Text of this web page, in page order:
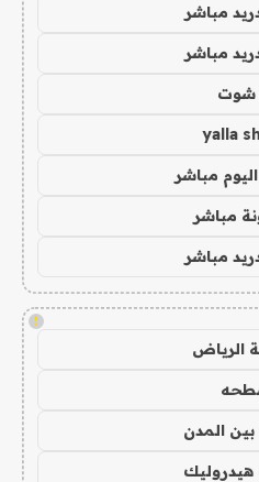
مباشر
مباشر
شوت
yalla
مباشر
مباشر
مباشر
!
الرياض
المدن